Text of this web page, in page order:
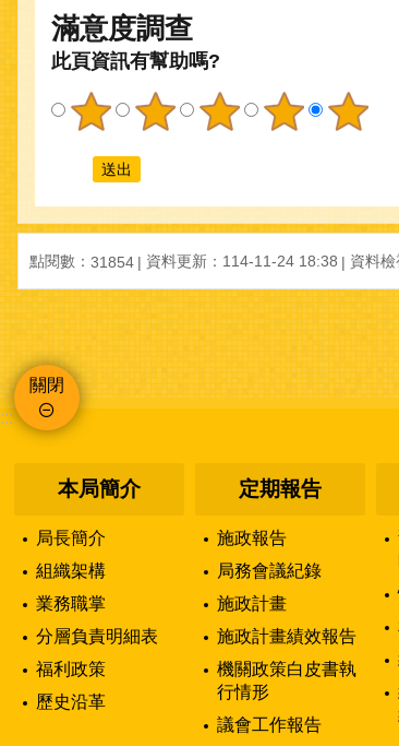
滿意度調查
此頁資訊有幫助嗎?
點閱數： 31854 資料更新： 114-11-24 18:38 資料檢
關閉
:::
本局簡介
局長簡介
組織架構
業務職掌
分層負責明細表
福利政策
歷史沿革
定期報告
施政報告
局務會議紀錄
施政計畫
施政計畫績效報告
機關政策白皮書執
行情形
議會工作報告